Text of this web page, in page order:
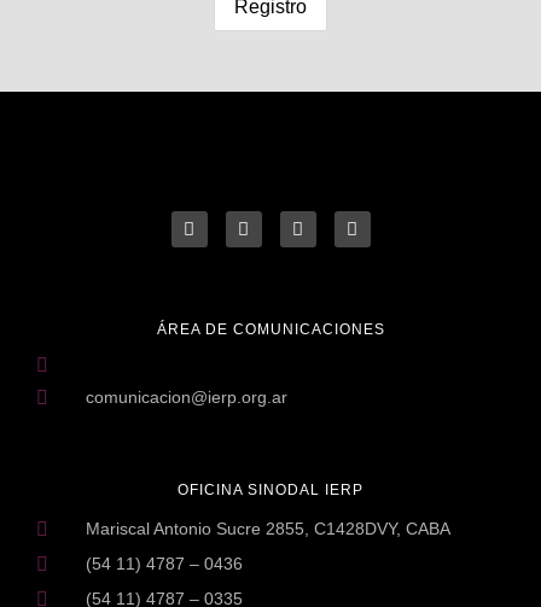
OFICINA SINODAL IERP
Mariscal Antonio Sucre 2855, C1428DVY, CABA
(54 11) 4787 – 0436
(54 11) 4787 – 0335
ÁREA DE COMUNICACIONES
comunicacion@ierp.org.ar